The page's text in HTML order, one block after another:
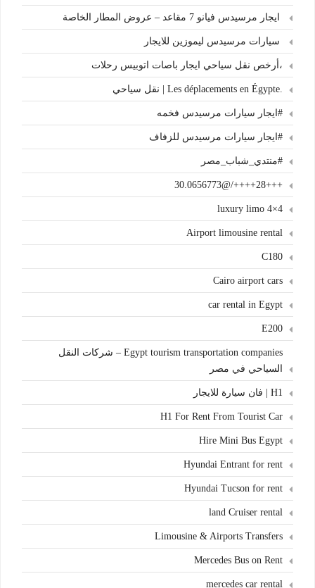
ايجار مرسيدس فيانو 7 مقاعد – عروض المطار الخاصة
سيارات مرسيدس ليموزين للايجار
،أرخص نقل سياحي ايجار باصات اتوبيس رحلات
.Les déplacements en Égypte | نقل سياحي
#ايجار سيارات مرسيدس فخمه
#ايجار سيارات مرسيدس للزفاف
#منتدي_شباب_مصر
+++28++++/@30.0656773
4×4 luxury limo
Airport limousine rental
C180
Cairo airport cars
car rental in Egypt
E200
Egypt tourism transportation companies – شركات النقل
السياحي في مصر
H1 | فان سيارة للايجار
H1 For Rent From Tourist Car
Hire Mini Bus Egypt
Hyundai Entrant for rent
Hyundai Tucson for rent
land Cruiser rental
Limousine & Airports Transfers
Mercedes Bus on Rent
mercedes car rental